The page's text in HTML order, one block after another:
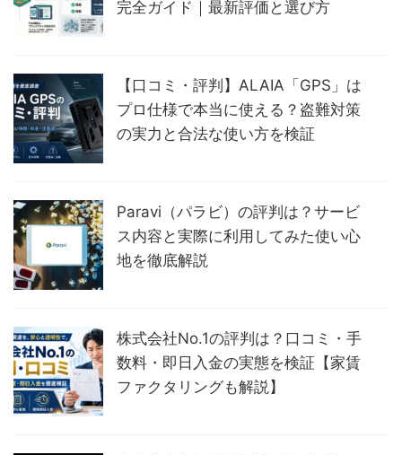
完全ガイド｜最新評価と選び方
【口コミ・評判】ALAIA「GPS」は
プロ仕様で本当に使える？盗難対策
の実力と合法な使い方を検証
Paravi（パラビ）の評判は？サービ
ス内容と実際に利用してみた使い心
地を徹底解説
株式会社No.1の評判は？口コミ・手
数料・即日入金の実態を検証【家賃
ファクタリングも解説】